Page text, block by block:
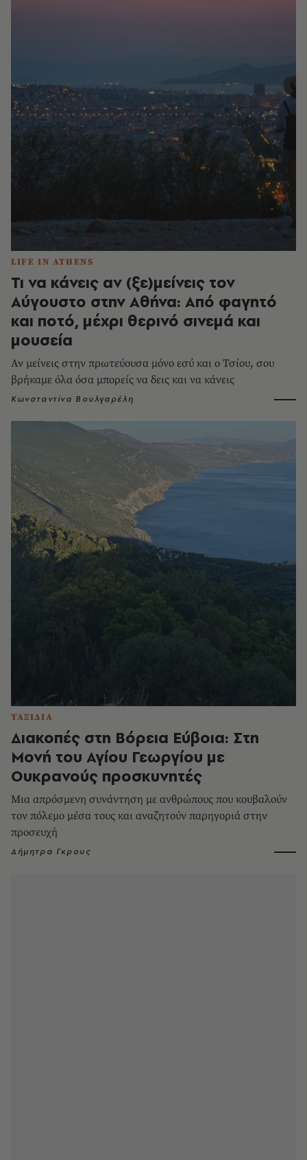
LIFE IN ATHENS
Τι να κάνεις αν (ξε)μείνεις τον
Αύγουστο στην Αθήνα: Από φαγητό
και ποτό, μέχρι θερινό σινεμά και
μουσεία
Αν μείνεις στην πρωτεύουσα μόνο εσύ και ο Τσίου, σου
βρήκαμε όλα όσα μπορείς να δεις και να κάνεις
Κωνσταντίνα Βουλγαρέλη
ΤΑΞΙΔΙΑ
Διακοπές στη Βόρεια Εύβοια: Στη
Μονή του Αγίου Γεωργίου με
Ουκρανούς προσκυνητές
Μια απρόσμενη συνάντηση με ανθρώπους που κουβαλούν
τον πόλεμο μέσα τους και αναζητούν παρηγοριά στην
προσευχή
Δήμητρα Γκρους